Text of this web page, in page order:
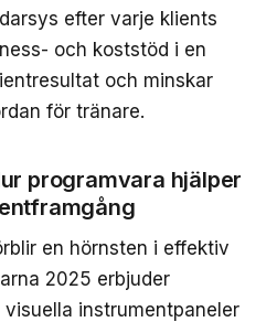
efter varje klients
och koststöd i en
och minskar
för tränare.
programvara hjälper
en hörnsten i effektiv
2025 erbjuder
instrumentpaneler